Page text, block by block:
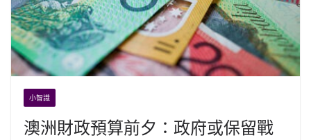
小智識
澳洲財政預算前夕：政府或保留戰